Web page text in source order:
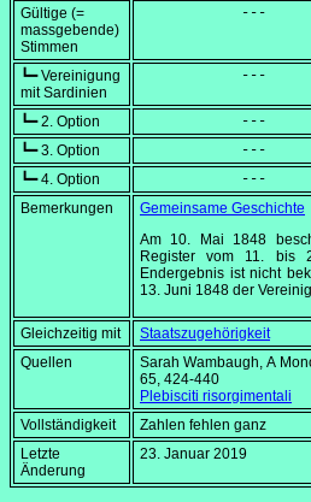
Gültige (=
massgebende)
Stimmen
            ---
┗━ Vereinigung
mit Sardinien
            ---
┗━ 2. Option
            ---
┗━ 3. Option
            ---
┗━ 4. Option
            ---
Bemerkungen
Gemeinsame Geschichte
Am 10. Mai 1848
Register vom 11. bis
Endergebnis ist nicht
13. Juni 1848 der
Gleichzeitig mit
Staatszugehörigkeit
Quellen
Sarah Wambaugh,A
65, 424-440
Plebisciti risorgimentali
Vollständigkeit
Zahlen fehlen ganz
Letzte
Änderung
23. Januar 2019